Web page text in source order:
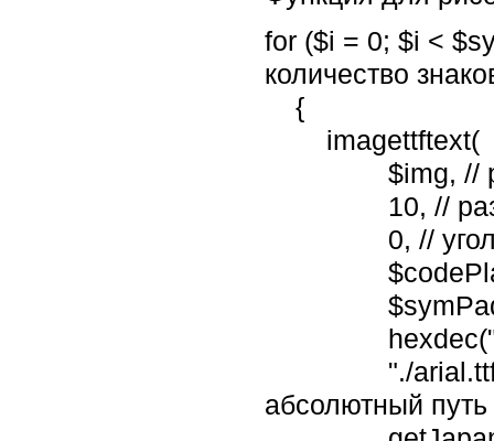
for ($i = 0; $i <
количество
{
imagettftext(
$img, //
10, //
0, // угол
$symPadding,
"./arial.ttf", //
абсолютный путь